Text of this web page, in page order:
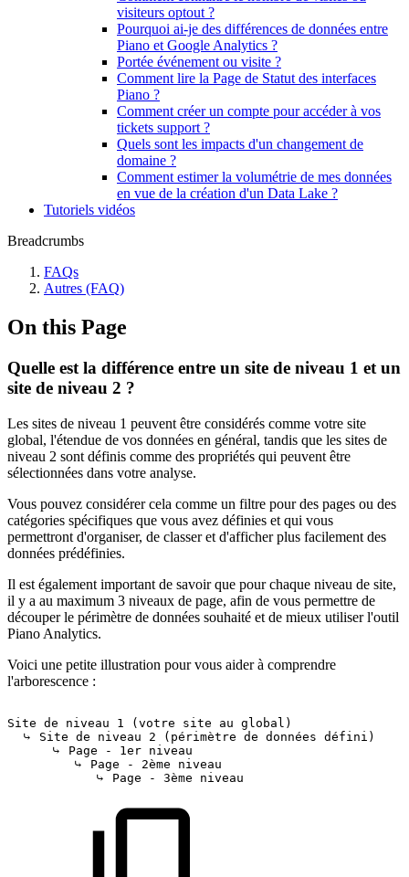
visiteurs optout ?
Pourquoi ai-je des différences de données entre
Piano et Google Analytics ?
Portée événement ou visite ?
Comment lire la Page de Statut des interfaces
Piano ?
Comment créer un compte pour accéder à vos
tickets support ?
Quels sont les impacts d'un changement de
domaine ?
Comment estimer la volumétrie de mes données
en vue de la création d'un Data Lake ?
Tutoriels vidéos
Breadcrumbs
FAQs
Autres (FAQ)
On this Page
Quelle est la différence entre un site de niveau 1 et un
site de niveau 2 ?
Les sites de niveau 1 peuvent être considérés comme votre site
global, l'étendue de vos données en général, tandis que les sites de
niveau 2 sont définis comme des propriétés qui peuvent être
sélectionnées dans votre analyse.
Vous pouvez considérer cela comme un filtre pour des pages ou des
catégories spécifiques que vous avez définies et qui vous
permettront d'organiser, de classer et d'afficher plus facilement des
données prédéfinies.
Il est également important de savoir que pour chaque niveau de site,
il y a au maximum 3 niveaux de page, afin de vous permettre de
découper le périmètre de données souhaité et de mieux utiliser l'outil
Piano Analytics.
Voici une petite illustration pour vous aider à comprendre
l'arborescence :
Site de niveau 1 (votre site au global)
⤷
Site de niveau 2 (périmètre de données défini)
⤷
Page - 1er niveau
⤷
Page - 2ème
niveau
⤷
Page - 3ème niveau